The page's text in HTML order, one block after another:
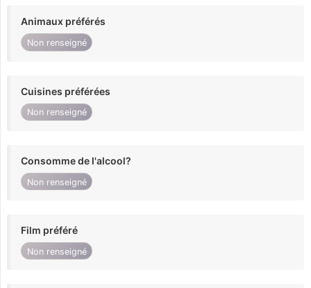
Animaux préférés
Non renseigné
Cuisines préférées
Non renseigné
Consomme de l'alcool?
Non renseigné
Film préféré
Non renseigné